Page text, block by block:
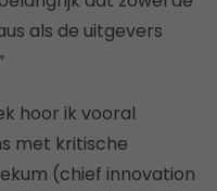
als de uitgevers
hoor ik vooral
met kritische
(chief innovation